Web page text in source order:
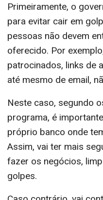
Primeiramente, o
para evitar cair em
pessoas não devem
oferecido. Por
patrocinados, links de
até mesmo de email,
Neste caso, segundo
programa, é
próprio banco onde
Assim, vai ter mais
fazer os negócios,
golpes.